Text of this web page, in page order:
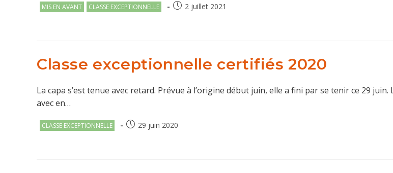
Post
MIS EN AVANT CLASSE EXCEPTIONNELLE
Publication
2 juillet 2021
Classe exceptionnelle certifiés 2020
La capa s’est tenue avec retard. Prévue à l’origine début juin, elle a fini par se tenir ce 29
avec en…
Post
CLASSE EXCEPTIONNELLE
Publication
29 juin 2020